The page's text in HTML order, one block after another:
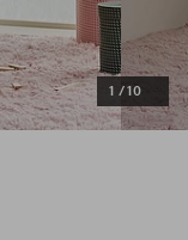
1 /10